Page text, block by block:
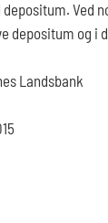
Ved
depositum og
Landsbank